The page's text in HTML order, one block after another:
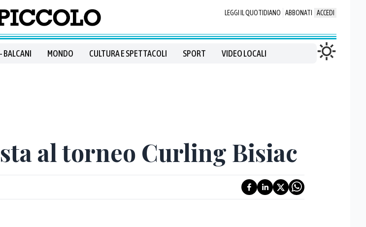
LEGGI IL QUOTIDIANO ABBONATI ACCEDI
BALCANI MONDO CULTURA E SPETTACOLI SPORT VIDEO LOCALI
al torneo Curling Bisiac